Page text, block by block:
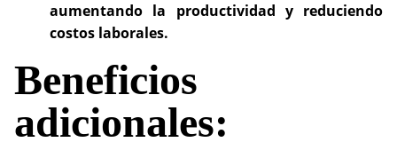
aumentando la productividad y reduciendo
costos laborales.
Beneficios
adicionales: